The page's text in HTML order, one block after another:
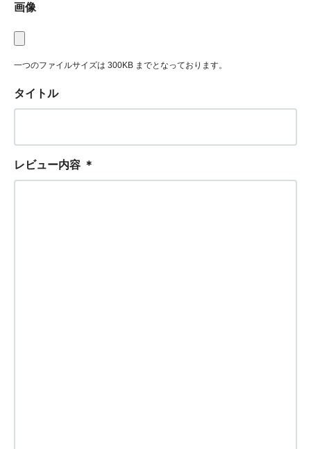
画像
一つのファイルサイズは 300KB までとなっております。
タイトル
レビュー内容 ＊